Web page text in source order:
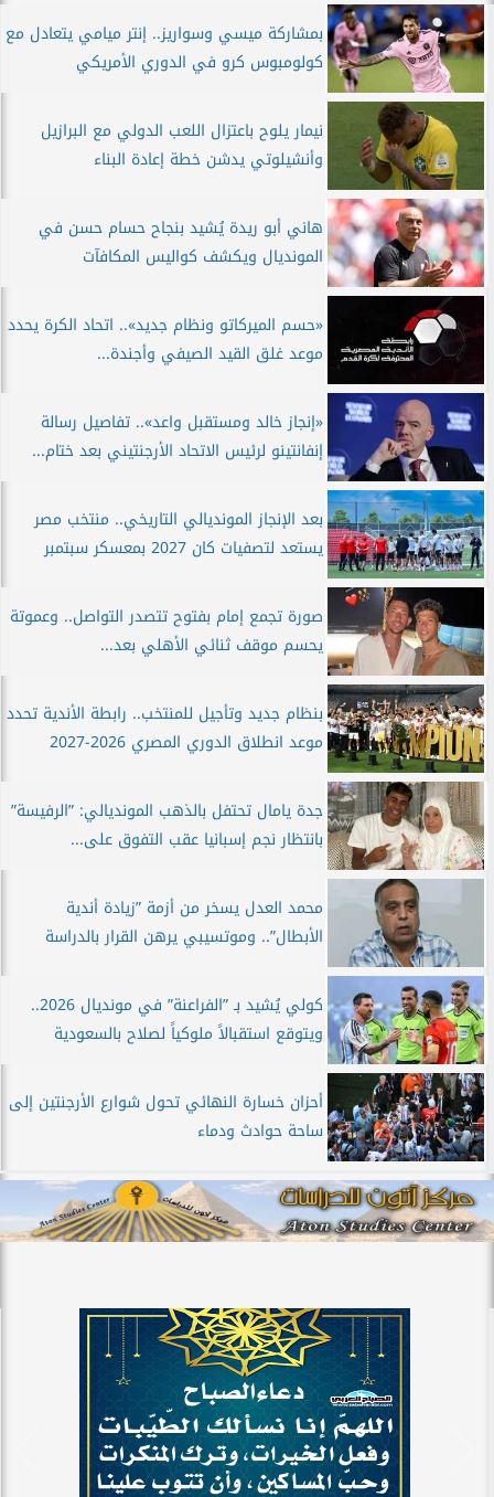
بمشاركة ميسي وسواريز.. إنتر ميامي يتعادل مع
كولومبوس كرو في الدوري الأمريكي
نيمار يلوح باعتزال اللعب الدولي مع البرازيل
وأنشيلوتي يدشن خطة إعادة البناء
هاني أبو ريدة يُشيد بنجاح حسام حسن في
المونديال ويكشف كواليس المكافآت
«حسم الميركاتو ونظام جديد».. اتحاد الكرة يحدد
موعد غلق القيد الصيفي وأجندة...
«إنجاز خالد ومستقبل واعد».. تفاصيل رسالة
إنفانتينو لرئيس الاتحاد الأرجنتيني بعد ختام...
بعد الإنجاز المونديالي التاريخي.. منتخب مصر
يستعد لتصفيات كان 2027 بمعسكر سبتمبر
صورة تجمع إمام بفتوح تتصدر التواصل.. وعموتة
يحسم موقف ثنائي الأهلي بعد...
بنظام جديد وتأجيل للمنتخب.. رابطة الأندية تحدد
موعد انطلاق الدوري المصري 2026-2027
جدة يامال تحتفل بالذهب المونديالي: ”الرفيسة”
بانتظار نجم إسبانيا عقب التفوق على...
محمد العدل يسخر من أزمة ”زيادة أندية
الأبطال”.. وموتسيبي يرهن القرار بالدراسة
كولي يُشيد بـ ”الفراعنة” في مونديال 2026..
ويتوقع استقبالاً ملوكياً لصلاح بالسعودية
أحزان خسارة النهائي تحول شوارع الأرجنتين إلى
ساحة حوادث ودماء